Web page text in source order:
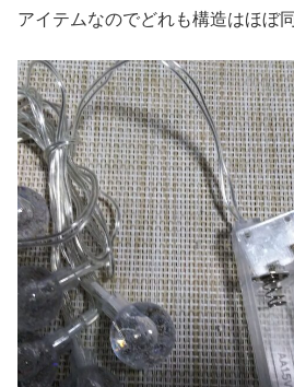
アイテムなのでどれも構造はほぼ